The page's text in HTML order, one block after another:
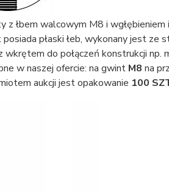
z łbem walcowym M8 i
płaski łeb, wykonany jest ze
wkrętem do połączeń konstrukcji
w naszej ofercie: na gwint M8 na
aukcji jest opakowanie 100